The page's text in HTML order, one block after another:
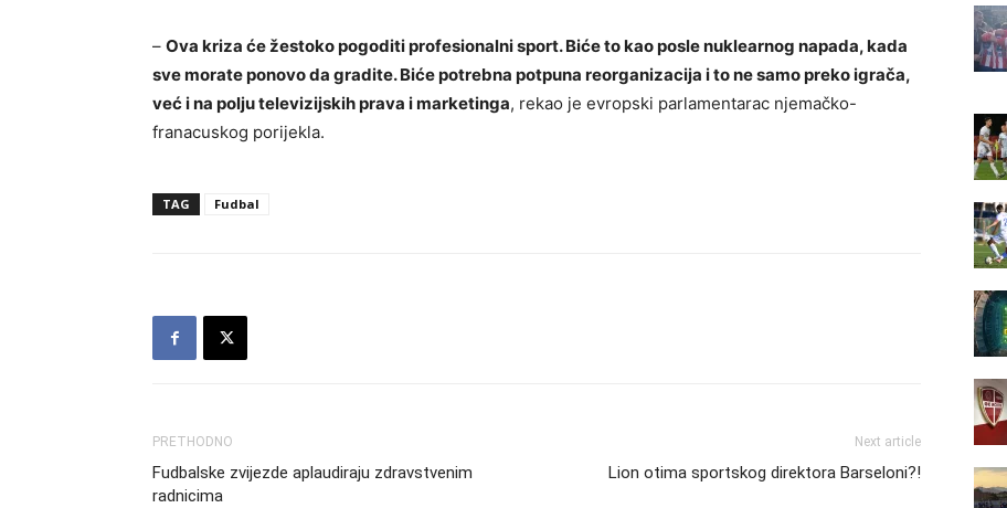
– Ova kriza će žestoko pogoditi profesionalni sport. Biće to kao posle nuklearnog napada, kada
sve morate ponovo da gradite. Biće potrebna potpuna reorganizacija i to ne samo preko igrača,
već i na polju televizijskih prava i marketinga, rekao je evropski parlamentarac njemačko-
franacuskog porijekla.
TAG Fudbal
PRETHODNO
Fudbalske zvijezde aplaudiraju zdravstvenim
radnicima
Next article
Lion otima sportskog direktora Barseloni?!